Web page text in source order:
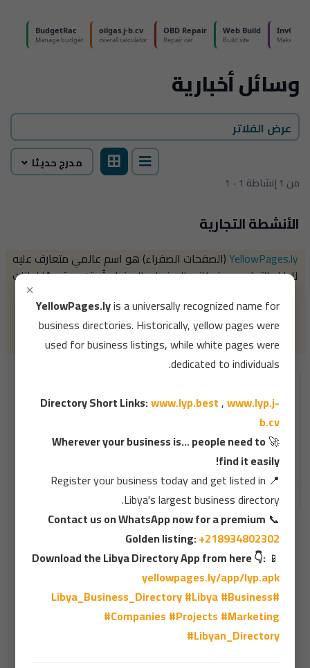
×
YellowPages.lyis a universally recognized name for
business directories. Historically, yellow pages were
used for business listings, while white pages were
dedicated to individuals.
Directory Short Links:www.lyp.best,www.lyp.j-
b.cv
🚀
Wherever your business is... people need to
find it easily!
📍
Register your business today and get listed in
Libya's largest business directory.
📞
Contact us on WhatsApp now for a premium
Golden listing:+218934802302
📱
Download the Libya Directory App from here 👇:
yellowpages.ly/app/lyp.apk
#Libya_Business_Directory
#Libya#Business
#Companies #Projects #Marketing
#Libyan_Directory
وسائل أخبارية
1 - 1 من 1 إنشاطة
عرض الفلاتر
مدرج حديثا
الأنشطة التجارية
YellowPages.ly(الصفحات الصفراء) هو اسم عالمي متعارف عليه
للدليل التجاري، حيث كانت الصفحات الصفراء تُستخدم قديمًا لبيانات
روابط مختصرة للدليل :
www.lyp.best,www.lyp.j-b.cv
,
قم بالبحث ألان بشكل دقيق داخل الدليل 👇
أخبار : تم تطوير وتحديث شعار دليل ليبيا ليحتوي علي خريطة ليبيا
1
عدد الزوار، visitors